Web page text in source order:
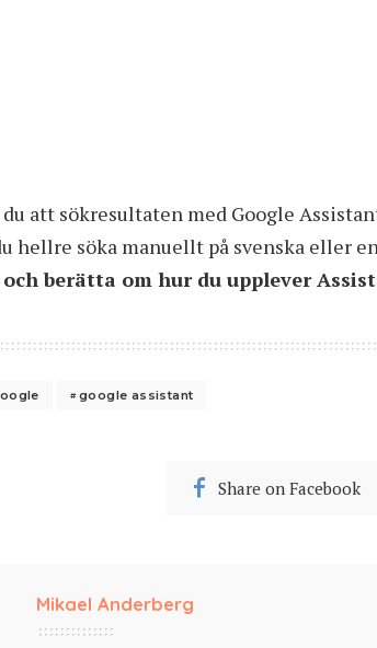
att sökresultaten med Google
hellre söka manuellt på svenska eller
berätta om hur du upplever
google assistant
Share on Facebook
Mikael Anderberg